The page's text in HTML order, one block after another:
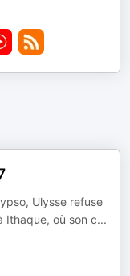
Ulysse refuse
Ithaque, où son c...